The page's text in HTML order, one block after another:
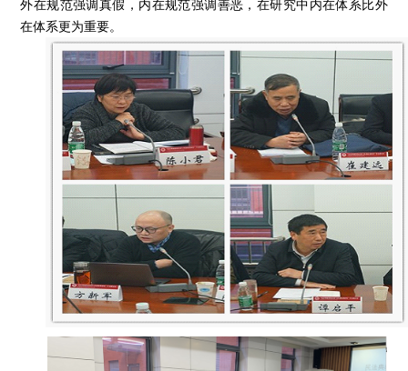
外在规范强调真假，内在规范强调善恶，在研究中内在体系比外
在体系更为重要。